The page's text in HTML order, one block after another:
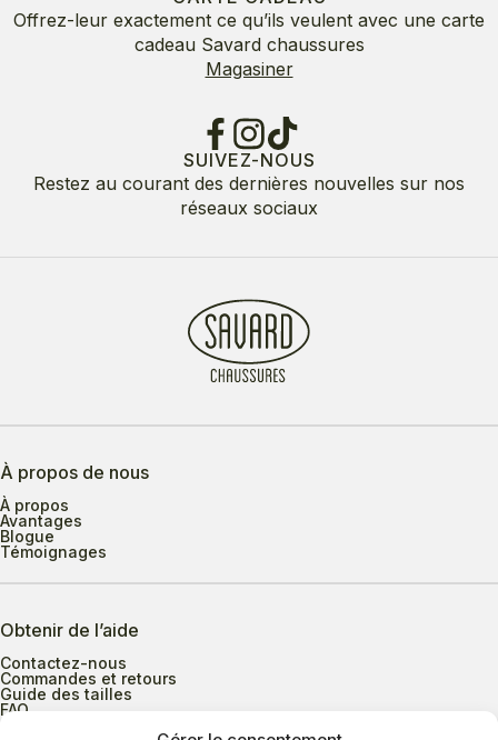
Offrez-leur exactement ce qu’ils veulent avec une carte
cadeau Savard chaussures
Magasiner
SUIVEZ-NOUS
Restez au courant des dernières nouvelles sur nos
réseaux sociaux
À propos de nous
À propos
Avantages
Blogue
Témoignages
Obtenir de l’aide
Contactez-nous
Commandes et retours
Guide des tailles
FAQ